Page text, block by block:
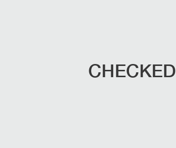
CHECKED